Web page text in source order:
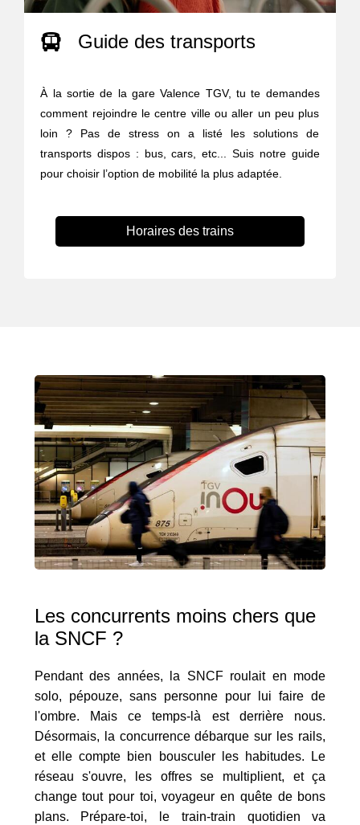
Guide des transports
À la sortie de la gare Valence TGV, tu te demandes
comment rejoindre le centre ville ou aller un peu plus
loin ? Pas de stress on a listé les solutions de
transports dispos : bus, cars, etc... Suis notre guide
pour choisir l’option de mobilité la plus adaptée.
Horaires des trains
Les concurrents moins chers que
la SNCF ?
Pendant des années, la SNCF roulait en mode
solo, pépouze, sans personne pour lui faire de
l'ombre. Mais ce temps-là est derrière nous.
Désormais, la concurrence débarque sur les rails,
et elle compte bien bousculer les habitudes. Le
réseau s'ouvre, les offres se multiplient, et ça
change tout pour toi, voyageur en quête de bons
plans. Prépare-toi, le train-train quotidien va